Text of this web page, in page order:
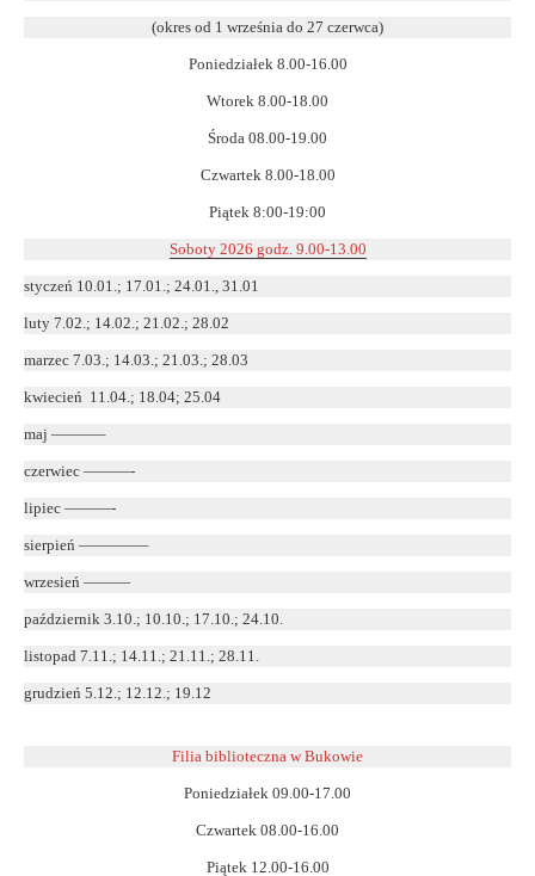
w
(okres od 1 września do 27 czerwca)
Poniedziałek 8.00-16.00
Wtorek 8.00-18.00
Środa 08.00-19.00
Czwartek 8.00-18.00
Piątek 8:00-19:00
Soboty 2026 godz. 9.00-13.00
styczeń 10.01.; 17.01.; 24.01., 31.01
luty 7.02.; 14.02.; 21.02.; 28.02
marzec 7.03.; 14.03.; 21.03.; 28.03
kwiecień 11.04.; 18.04; 25.04
maj ———–
czerwiec ———-
lipiec ———-
sierpień ————–
wrzesień ———
październik 3.10.; 10.10.; 17.10.; 24.10.
listopad 7.11.; 14.11.; 21.11.; 28.11.
grudzień 5.12.; 12.12.; 19.12
Filia biblioteczna w Bukowie
Poniedziałek 09.00-17.00
Czwartek 08.00-16.00
Piątek 12.00-16.00